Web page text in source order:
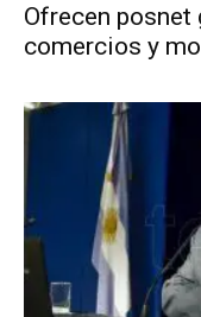
Ofrecen posnet
comercios y